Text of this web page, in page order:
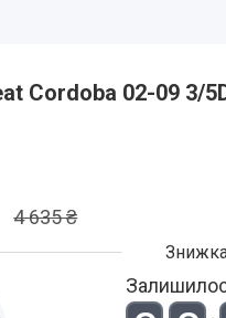
Cordoba 02-09 3/
4 635 ₴